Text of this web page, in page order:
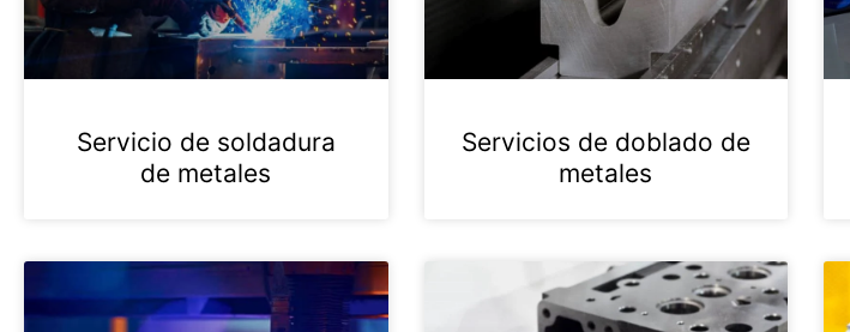
Servicio de soldadura
de metales
Servicios de doblado de
metales